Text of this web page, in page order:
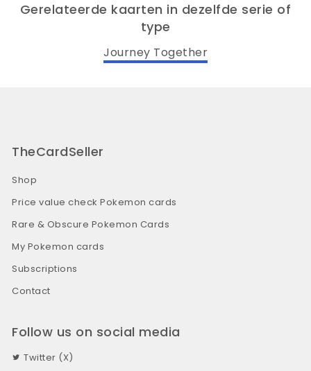
Gerelateerde kaarten in dezelfde serie of
type
Journey Together
TheCardSeller
Shop
Price value check Pokemon cards
Rare & Obscure Pokemon Cards
My Pokemon cards
Subscriptions
Contact
Follow us on social media
Twitter (X)